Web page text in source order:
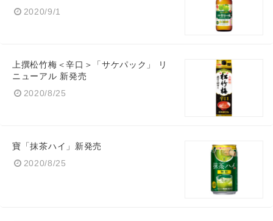
2020/9/1
上撰松竹梅＜辛口＞「サケパック」 リ
ニューアル 新発売
2020/8/25
寶「抹茶ハイ」新発売
2020/8/25